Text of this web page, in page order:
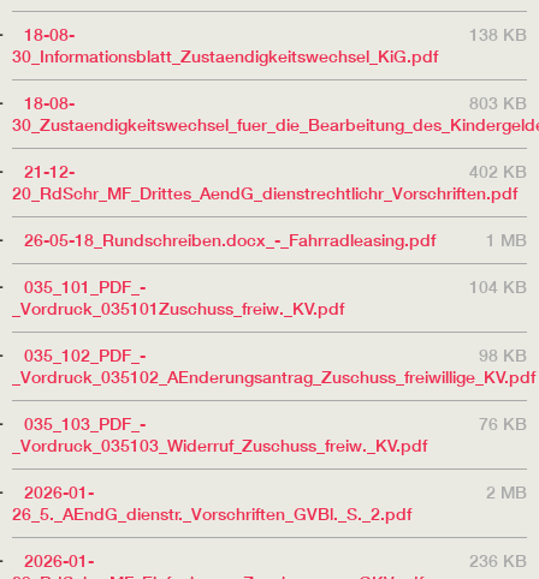
18-08-
30_Informationsblatt_Zustaendigkeitswechsel_KiG.pdf
138 KB
18-08-
803 KB
21-12-
20_RdSchr_MF_Drittes_AendG_dienstrechtlichr_Vorschriften.pdf
402 KB
26-05-18_Rundschreiben.docx_-_Fahrradleasing.pdf 1 MB
035_101_PDF_-
_Vordruck_035101Zuschuss_freiw._KV.pdf
104 KB
035_102_PDF_-
_Vordruck_035102_AEnderungsantrag_Zuschuss_freiwillige_KV.pdf
98 KB
035_103_PDF_-
_Vordruck_035103_Widerruf_Zuschuss_freiw._KV.pdf
76 KB
2026-01-
26_5._AEndG_dienstr._Vorschriften_GVBl._S._2.pdf
2 MB
2026-01-
236 KB